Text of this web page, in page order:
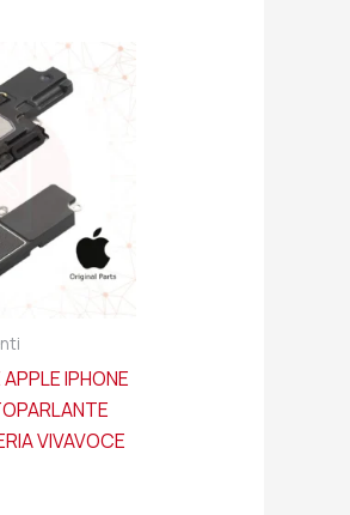
IPHONE
VIVAVOCE